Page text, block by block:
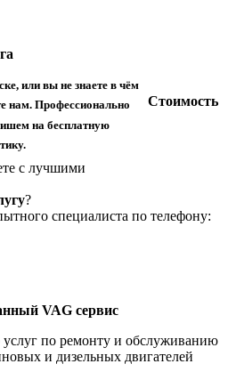
или вы не знаете в чём
нам. Профессионально
на бесплатную
Стоимость
?
специалиста по телефону:
VAG сервис
по ремонту и обслуживанию
и дизельных двигателей